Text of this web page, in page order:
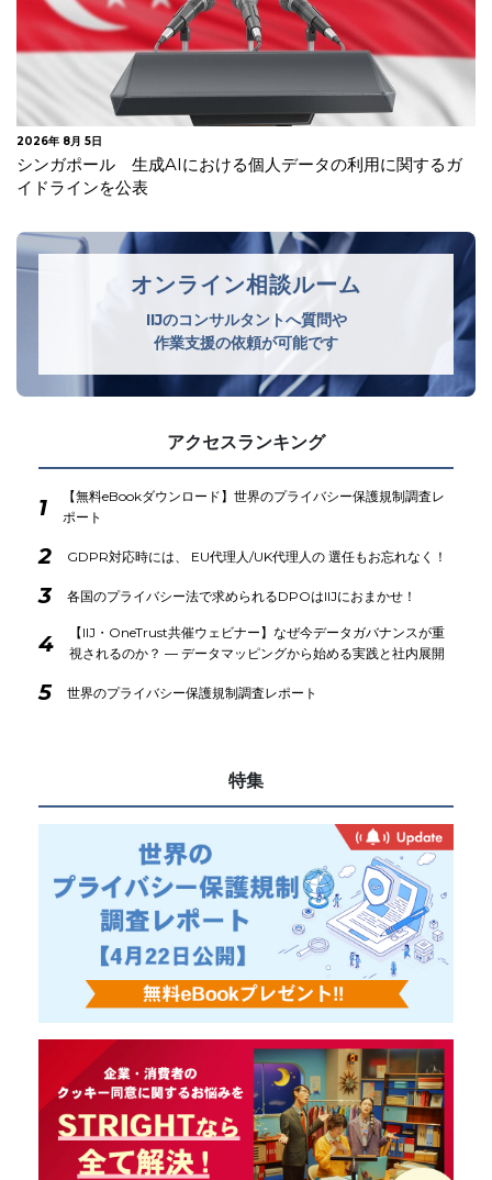
2026年 7月 30日
欧州委 違法商品等への対策が不十分としてデジタルサービ
ス法違反でAliExpress…
オンライン相談ルーム
IIJのコンサルタントへ質問や
作業支援の依頼が可能です
アクセスランキング
1
【無料eBookダウンロード】世界のプライバシー保護規制調査レ
ポート
2 GDPR対応時には、 EU代理人/UK代理人の 選任もお忘れなく！
3 各国のプライバシー法で求められるDPOはIIJにおまかせ！
4
【IIJ・OneTrust共催ウェビナー】なぜ今データガバナンスが重
視されるのか？ ― データマッピングから始める実践と社内展開
5 世界のプライバシー保護規制調査レポート
特集